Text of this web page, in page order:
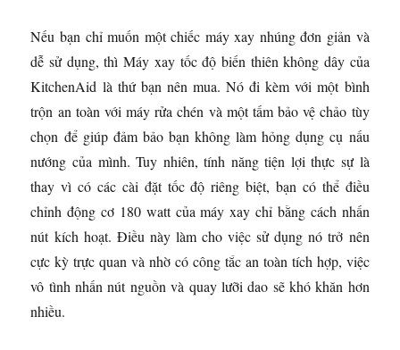
Nếu bạn chỉ muốn một chiếc máy xay nhúng đơn giản và
dễ sử dụng, thì Máy xay tốc độ biến thiên không dây của
KitchenAid là thứ bạn nên mua. Nó đi kèm với một bình
trộn an toàn với máy rửa chén và một tấm bảo vệ chảo tùy
chọn để giúp đảm bảo bạn không làm hỏng dụng cụ nấu
nướng của mình. Tuy nhiên, tính năng tiện lợi thực sự là
thay vì có các cài đặt tốc độ riêng biệt, bạn có thể điều
chỉnh động cơ 180 watt của máy xay chỉ bằng cách nhấn
nút kích hoạt. Điều này làm cho việc sử dụng nó trở nên
cực kỳ trực quan và nhờ có công tắc an toàn tích hợp, việc
vô tình nhấn nút nguồn và quay lưỡi dao sẽ khó khăn hơn
nhiều.